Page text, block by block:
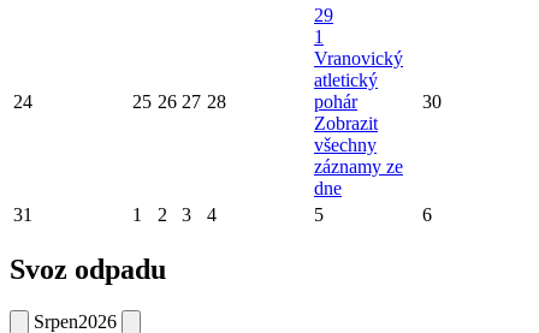
24 25 26 27 28
29
1
Vranovický
atletický
pohár
Zobrazit
všechny
záznamy ze
dne
30
31 1 2 3 4 5 6
Svoz odpadu
Srpen2026